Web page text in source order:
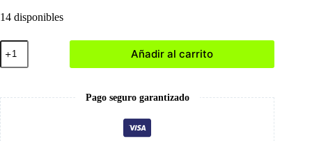
14 disponibles
424
Esmalte
en
cantidad
Añadir al carrito
Pago seguro garantizado